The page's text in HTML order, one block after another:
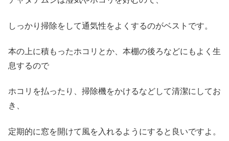
しっかり掃除をして通気性をよくするのがベストです。
本の上に積もったホコリとか、本棚の後ろなどにもよく生
息するので
ホコリを払ったり、掃除機をかけるなどして清潔にしてお
き、
定期的に窓を開けて風を入れるようにすると良いですよ。